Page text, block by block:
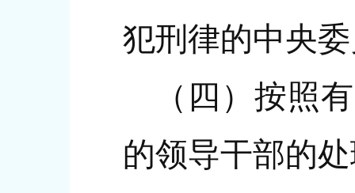
犯刑律的中央
（四）按照
的领导干部的